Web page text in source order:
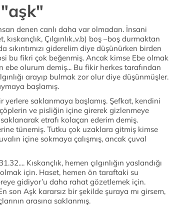
denen canlı daha var olmadan. İnsani
Çılgınlık..v.b) boş –boş durmaktan
sıkıntımızı giderelim diye düşünürken birden
bu fikri çok beğenmiş. Ancak kimse Ebe olmak
ebe olurum demiş... Bu fikir herkes tarafından
arayıp bulmak zor olur diye düşünmüşler.
başlamış.
yerlere saklanmaya başlamış. Şefkat, kendini
ve pisliğin içine girerek gizlenmeye
etrafı kolaçan ederim demiş.
tünemiş. Tutku çok uzaklara gitmiş kimse
içine sokmaya çalışmış, ancak çuval
Kıskançlık, hemen çılgınlığın yaslandığı
için. Haset, hemen ön taraftaki su
gidiyor’u daha rahat gözetlemek için.
son Aşk kararsız bir şekilde şuraya mı girsem,
arasına saklanmış.